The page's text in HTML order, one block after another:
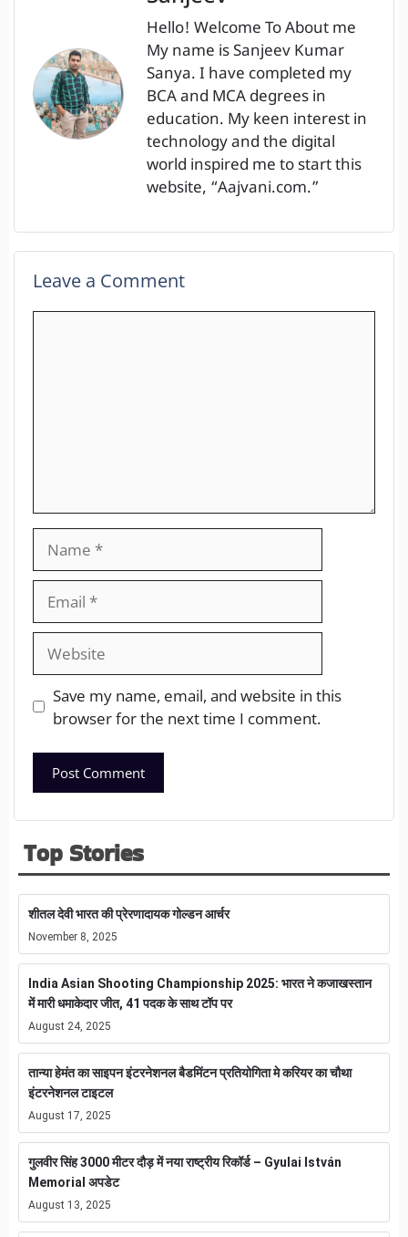
Hello! Welcome To About me
My name is Sanjeev Kumar
Sanya. I have completed my
BCA and MCA degrees in
education. My keen interest in
technology and the digital
world inspired me to start this
website, “Aajvani.com.”
Leave a Comment
Save my name, email, and website in this
browser for the next time I comment.
Top Stories
शीतल देवी भारत की प्रेरणादायक गोल्डन आर्चर
November 8, 2025
India Asian Shooting Championship 2025: भारत ने कजाखस्तान
में मारी धमाकेदार जीत, 41 पदक के साथ टॉप पर
August 24, 2025
तान्या हेमंत का साइपन इंटरनेशनल बैडमिंटन प्रतियोगिता मे करियर का चौथा
इंटरनेशनल टाइटल
August 17, 2025
गुलवीर सिंह 3000 मीटर दौड़ में नया राष्ट्रीय रिकॉर्ड – Gyulai István
Memorial अपडेट
August 13, 2025